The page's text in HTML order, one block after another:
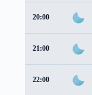
20:00
21:00
22:00